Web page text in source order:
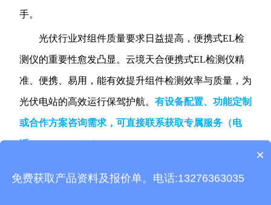
手。
光伏行业对组件质量要求日益提高，便携式EL检
测仪的重要性愈发凸显。云境天合便携式EL检测仪精
准、便携、易用，能有效提升组件检测效率与质量，为
光伏电站的高效运行保驾护航。 有设备配置、功能定制
或合作方案咨询需求，可直接联系获取专属服务 （电
话：13276363313）。
产品包含安装吗？
×
免费获取产品资料及报价单。电话:13276363035